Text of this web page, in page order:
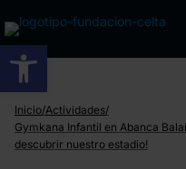
Abrir barra de
Inicio/Actividades/
Gymkana Infantil en Abanca
descubrir nuestro estadio!